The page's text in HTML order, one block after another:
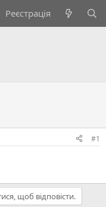
Реєстрація
#1
щоб відповісти.